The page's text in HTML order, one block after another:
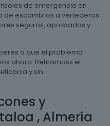
de emergencia en
de escombros a vertederos
seguros, aprobados y
a que el problema
ahora. Retiramoss el
y sin
y
, Almería